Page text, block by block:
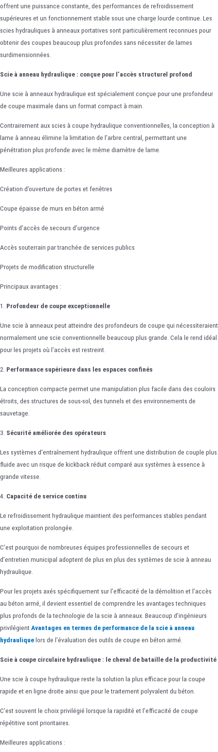
offrent une puissance constante, des performances de refroidissement
supérieures et un fonctionnement stable sous une charge lourde continue. Les
scies hydrauliques à anneaux portatives sont particulièrement reconnues pour
obtenir des coupes beaucoup plus profondes sans nécessiter de lames
surdimensionnées.
Scie à anneau hydraulique : conçue pour l’accès structurel profond
Une scie à anneaux hydraulique est spécialement conçue pour une profondeur
de coupe maximale dans un format compact à main.
Contrairement aux scies à coupe hydraulique conventionnelles, la conception à
lame à anneau élimine la limitation de l’arbre central, permettant une
pénétration plus profonde avec le même diamètre de lame.
Meilleures applications :
Création d’ouverture de portes et fenêtres
Coupe épaisse de murs en béton armé
Points d’accès de secours d’urgence
Accès souterrain par tranchée de services publics
Projets de modification structurelle
Principaux avantages :
1. Profondeur de coupe exceptionnelle
Une scie à anneaux peut atteindre des profondeurs de coupe qui nécessiteraient
normalement une scie conventionnelle beaucoup plus grande. Cela le rend idéal
pour les projets où l’accès est restreint.
2. Performance supérieure dans les espaces confinés
La conception compacte permet une manipulation plus facile dans des couloirs
étroits, des structures de sous-sol, des tunnels et des environnements de
sauvetage.
3. Sécurité améliorée des opérateurs
Les systèmes d’entraînement hydraulique offrent une distribution de couple plus
fluide avec un risque de kickback réduit comparé aux systèmes à essence à
grande vitesse.
4. Capacité de service continu
Le refroidissement hydraulique maintient des performances stables pendant
une exploitation prolongée.
C’est pourquoi de nombreuses équipes professionnelles de secours et
d’entretien municipal adoptent de plus en plus des systèmes de scie à anneau
hydraulique.
Pour les projets axés spécifiquement sur l’efficacité de la démolition et l’accès
au béton armé, il devient essentiel de comprendre les avantages techniques
plus profonds de la technologie de la scie à anneaux. Beaucoup d’ingénieurs
privilégient Avantages en termes de performance de la scie à anneau
hydrauliquelors de l’évaluation des outils de coupe en béton armé.
Scie à coupe circulaire hydraulique : le cheval de bataille de la productivité
Une scie à coupe hydraulique reste la solution la plus efficace pour la coupe
rapide et en ligne droite ainsi que pour le traitement polyvalent du béton.
C’est souvent le choix privilégié lorsque la rapidité et l’efficacité de coupe
répétitive sont prioritaires.
Meilleures applications :